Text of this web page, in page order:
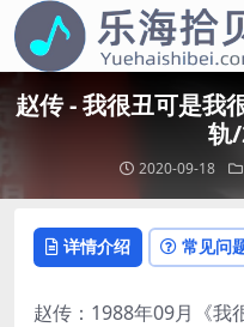
赵传 - 我很丑可是我
轨/
2020-09-18
详情介绍 常见问
赵传：1988年09月《我